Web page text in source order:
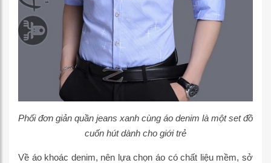
Phối đơn giản quần jeans xanh cùng áo denim là một set đồ
cuốn hút dành cho giới trẻ
Về áo khoác denim, nên lựa chọn áo có chất liệu mềm, sở